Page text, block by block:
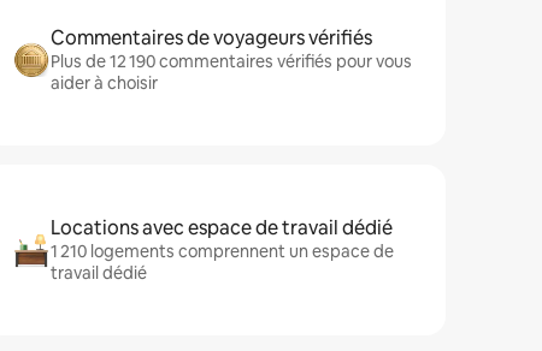
Commentaires de voyageurs vérifiés
Plus de 12 190 commentaires vérifiés pour vous
aider à choisir
Locations avec espace de travail dédié
1 210 logements comprennent un espace de
travail dédié